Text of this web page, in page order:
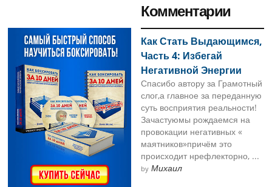
Sidebar
Комментарии
Как Стать Выдающимся,
Часть 4: Избегай
Негативной Энергии
Спасибо автору за Грамотный
слог,а главное за переданную
суть восприятия реальности!
Зачастуюмы рождаемся на
провокации негативных «
маятников»причём это
происходит нрефлекторно, ...
by Михаил